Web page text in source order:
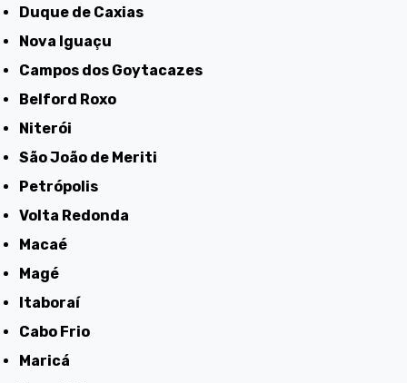
Duque de Caxias
Nova Iguaçu
Campos dos Goytacazes
Belford Roxo
Niterói
São João de Meriti
Petrópolis
Volta Redonda
Macaé
Magé
Itaboraí
Cabo Frio
Maricá